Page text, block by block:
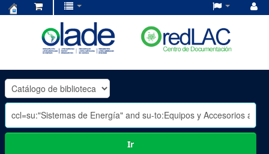
OLADE
-
Ir